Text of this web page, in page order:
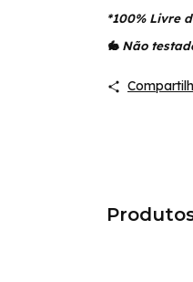
*100% Livre
🐇 Não